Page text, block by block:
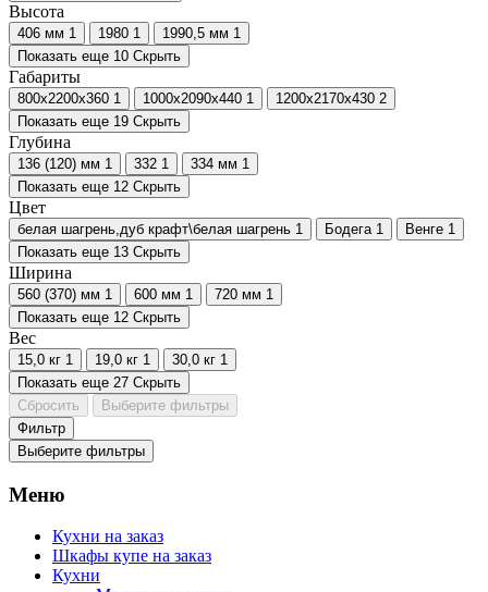
Высота
406 мм 1 1980 1 1990,5 мм 1
Показать еще 10 Скрыть
Габариты
800х2200х360 1 1000х2090х440 1 1200х2170х430 2
Показать еще 19 Скрыть
Глубина
136 (120) мм 1 332 1 334 мм 1
Показать еще 12 Скрыть
Цвет
белая шагрень,дуб крафт\белая шагрень 1 Бодега 1 Венге 1
Показать еще 13 Скрыть
Ширина
560 (370) мм 1 600 мм 1 720 мм 1
Показать еще 12 Скрыть
Вес
15,0 кг 1 19,0 кг 1 30,0 кг 1
Показать еще 27 Скрыть
Сбросить
Выберите фильтры
Фильтр
Выберите фильтры
Меню
Кухни на заказ
Шкафы купе на заказ
Кухни